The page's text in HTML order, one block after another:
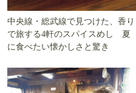
中央線・総武線で見つけた、香り
で旅する4軒のスパイスめし 夏
に食べたい懐かしさと驚き